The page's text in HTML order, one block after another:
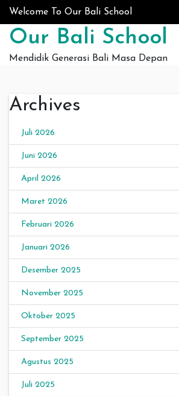
Skip to content
Welcome To Our Bali School
Our Bali School
Mendidik Generasi Bali Masa Depan
Archives
Juli 2026
Juni 2026
April 2026
Maret 2026
Februari 2026
Januari 2026
Desember 2025
November 2025
Oktober 2025
September 2025
Agustus 2025
Juli 2025